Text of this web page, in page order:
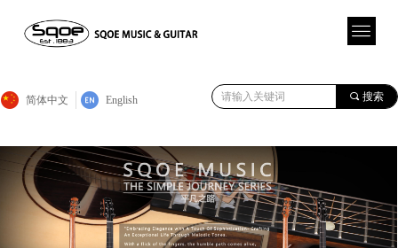
简体中文 English 끠 搜索